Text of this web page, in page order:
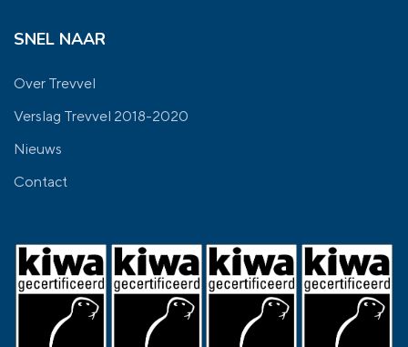
SNEL NAAR
Over Trevvel
Verslag Trevvel 2018-2020
Nieuws
Contact